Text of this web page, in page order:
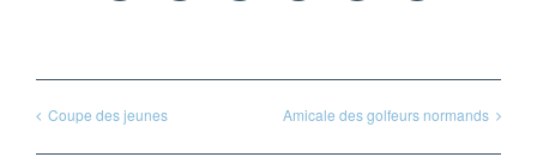
Coupe des jeunes Amicale des golfeurs normands